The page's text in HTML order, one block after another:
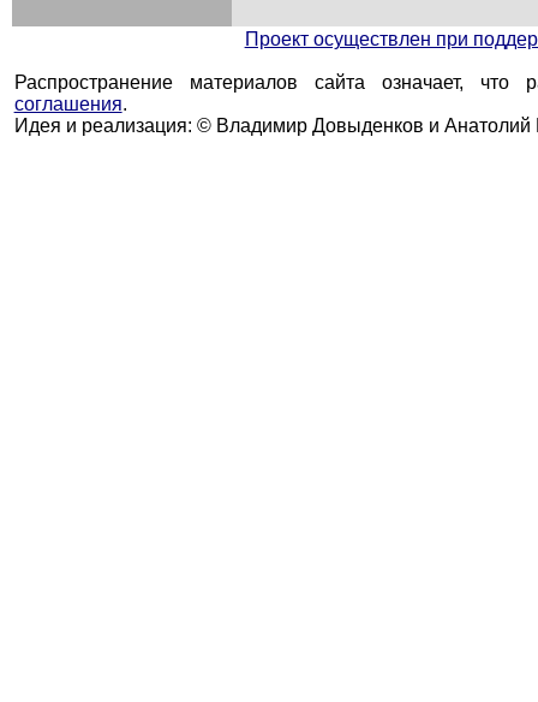
Проект осуществлен при
Распространение материалов сайта означает, что
соглашения.
Идея и реализация: © Владимир Довыденков и